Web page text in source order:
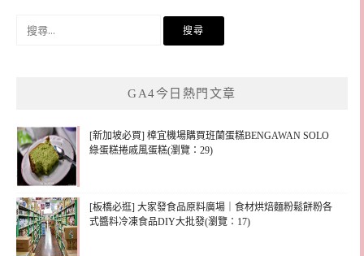
GA4今日熱門文章
[新加坡必買] 樟宜機場購買班蘭蛋糕BENGAWAN SOLO
綠蛋糕捲戚風蛋糕(瀏覽：29)
[板橋必逛] 大家發食品原料廣場｜食材烘焙麵粉鬆餅粉各
式醬料冷凍食品DIY大批發(瀏覽：17)